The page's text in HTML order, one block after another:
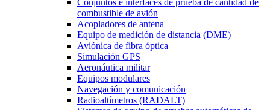
Conjuntos e interfaces de prueba de cantidad de
combustible de avión
Acopladores de antena
Equipo de medición de distancia (DME)
Aviónica de fibra óptica
Simulación GPS
Aeronáutica militar
Equipos modulares
Navegación y comunicación
Radioaltímetros (RADALT)